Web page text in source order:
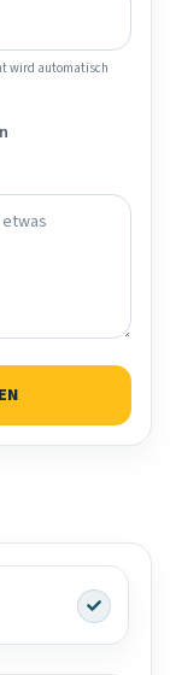
wird automatisch